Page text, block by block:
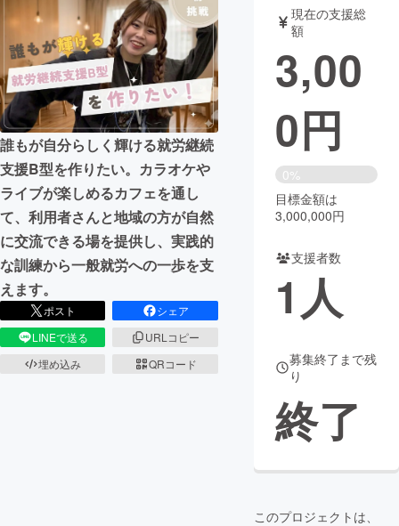
アート・写真 音楽
テクノロジー・ガジェット ゲーム・サ
映像・映画 書籍・雑誌
ビジネス・起業 チャレンジ
まちづくり・地域活性化
CAMPFIRE for Social Good
CAMPFIRE Creation
コミュニティ
誰もが自分らしく輝ける就労継続
支援B型を作りたい。カラオケや
ライブが楽しめるカフェを通し
て、利用者さんと地域の方が自然
に交流できる場を提供し、実践的
な訓練から一般就労への一歩を支
えます。
ポスト
シェア
LINEで送る
URLコピー
埋め込み
QRコード
現在の支援総
額
3,00
0円
0%
目標金額は
3,000,000円
支援者数
1人
募集終了まで残
り
終了
このプロジェクトは、